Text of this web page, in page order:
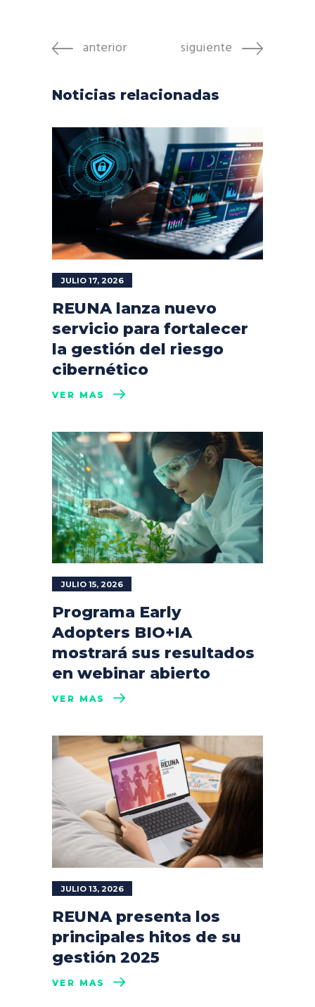
anterior siguiente
Noticias relacionadas
JULIO 17, 2026
REUNA lanza nuevo
servicio para fortalecer
la gestión del riesgo
cibernético
VER MÁS
JULIO 15, 2026
Programa Early
Adopters BIO+IA
mostrará sus resultados
en webinar abierto
VER MÁS
JULIO 13, 2026
REUNA presenta los
principales hitos de su
gestión 2025
VER MÁS